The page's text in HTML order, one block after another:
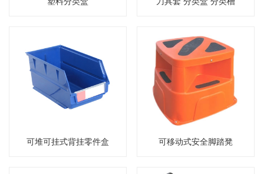
可堆可挂式背挂零件盒 可移动式安全脚踏凳